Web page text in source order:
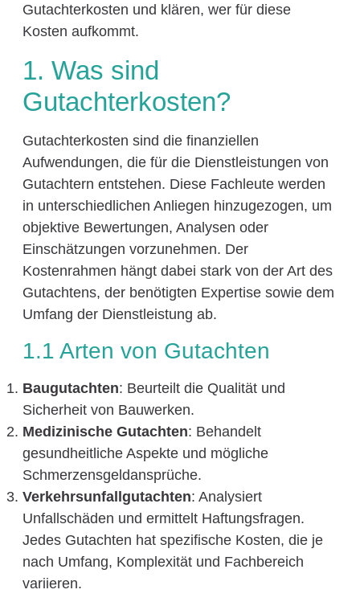
Gutachterkosten und klären, wer für diese
Kosten aufkommt.
1. Was sind
Gutachterkosten?
Gutachterkosten sind die finanziellen
Aufwendungen, die für die Dienstleistungen von
Gutachtern entstehen. Diese Fachleute werden
in unterschiedlichen Anliegen hinzugezogen, um
objektive Bewertungen, Analysen oder
Einschätzungen vorzunehmen. Der
Kostenrahmen hängt dabei stark von der Art des
Gutachtens, der benötigten Expertise sowie dem
Umfang der Dienstleistung ab.
1.1 Arten von Gutachten
Baugutachten: Beurteilt die Qualität und
Sicherheit von Bauwerken.
Medizinische Gutachten: Behandelt
gesundheitliche Aspekte und mögliche
Schmerzensgeldansprüche.
Verkehrsunfallgutachten: Analysiert
Unfallschäden und ermittelt Haftungsfragen.
Jedes Gutachten hat spezifische Kosten, die je
nach Umfang, Komplexität und Fachbereich
variieren.